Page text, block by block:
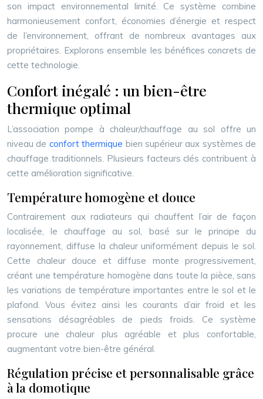
son impact environnemental limité. Ce système combine
harmonieusement confort, économies d’énergie et respect
de l’environnement, offrant de nombreux avantages aux
propriétaires. Explorons ensemble les bénéfices concrets de
cette technologie.
Confort inégalé : un bien-être
thermique optimal
L’association pompe à chaleur/chauffage au sol offre un
niveau de confort thermique bien supérieur aux systèmes de
chauffage traditionnels. Plusieurs facteurs clés contribuent à
cette amélioration significative.
Température homogène et douce
Contrairement aux radiateurs qui chauffent l’air de façon
localisée, le chauffage au sol, basé sur le principe du
rayonnement, diffuse la chaleur uniformément depuis le sol.
Cette chaleur douce et diffuse monte progressivement,
créant une température homogène dans toute la pièce, sans
les variations de température importantes entre le sol et le
plafond. Vous évitez ainsi les courants d’air froid et les
sensations désagréables de pieds froids. Ce système
procure une chaleur plus agréable et plus confortable,
augmentant votre bien-être général.
Régulation précise et personnalisable grâce
à la domotique